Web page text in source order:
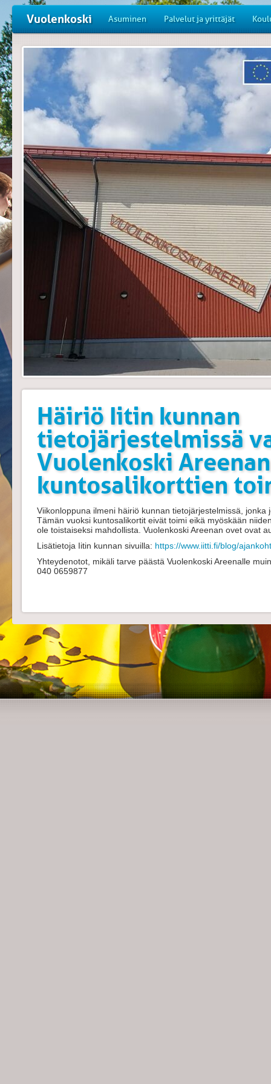
Vuolenkoski Asuminen Palvelut ja yrittäjät
Häiriö Iitin kunnan
tietojärjestelmissä
Vuolenkoski Areenan
kuntosalikorttien
Viikonloppuna ilmeni häiriö kunnan tietojärjestelmissä,
Tämän vuoksi kuntosalikortit eivät toimi eikä myöskään
ole toistaiseksi mahdollista. Vuolenkoski Areenan ovet ovat
Lisätietoja Iitin kunnan sivuilla: https://www.iitti.fi/blog/
Yhteydenotot, mikäli tarve päästä Vuolenkoski Areenalle
040 0659877